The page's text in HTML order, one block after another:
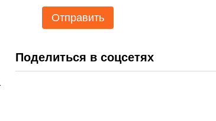
Отправить
Поделиться в соцсетях